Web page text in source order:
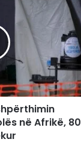
në Afrikë, 80